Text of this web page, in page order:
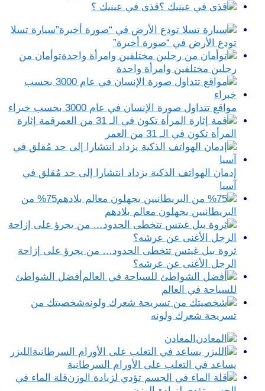
قذى في عينيك ؟
سيارة تسلا
تودع الأرض في “صورة أخيرة”
توأمان من
رجلين مختلفين وامرأة واحدة
مواقع تتداول صورة الإنسان في عام 3000 بحسب خبراء
قمة إثارة
المرأة تكون في الـ 31 من العمر
إدمان الهواتف الذكية يزداد انتشارا إلى حد مُقلق في
آسيا
%75 من
البريطانيين يجهلون معالم بلادهم
ثروة بيل غيتس تتخطى الحدود… من يجرؤ على إزاحة
الرجل الأغنى عن عرشه؟
أفضل الشواطئ
للسياحة في العالم
شخصيتك من
تسريحة شعرك ولونه
المعادن
الليزر
يساعد في التغلب على الأورام السرطانية
قلة الماء في